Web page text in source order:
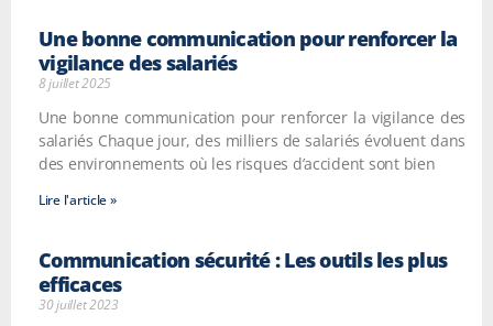
Une bonne communication pour renforcer la
vigilance des salariés
8 juillet 2025
Une bonne communication pour renforcer la vigilance des
salariés Chaque jour, des milliers de salariés évoluent dans
des environnements où les risques d’accident sont bien
Lire l'article »
Communication sécurité : Les outils les plus
efficaces
30 juillet 2023